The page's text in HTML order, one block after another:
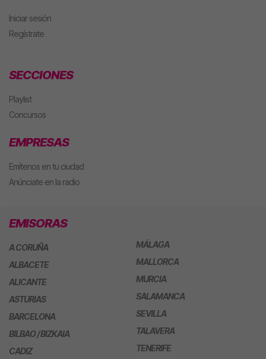
Iniciar sesión
Regístrate
SECCIONES
Playlist
Concursos
EMPRESAS
Emítenos en tu ciudad
Anúnciate en la radio
EMISORAS
A CORUÑA
ALBACETE
ALICANTE
ASTURIAS
BARCELONA
BILBAO / BIZKAIA
CADIZ
MÁLAGA
MALLORCA
MURCIA
SALAMANCA
SEVILLA
TALAVERA
TENERIFE